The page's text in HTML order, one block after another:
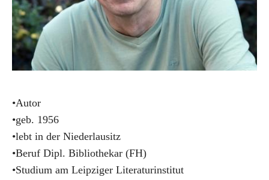
•Autor
•geb. 1956
•lebt in der Niederlausitz
•Beruf Dipl. Bibliothekar (FH)
•Studium am Leipziger Literaturinstitut